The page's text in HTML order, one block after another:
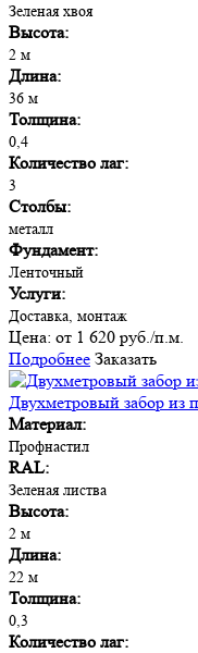
Зеленая хвоя
Высота:
2 м
Длина:
36 м
Толщина:
0,4
Количество лаг:
3
Столбы:
металл
Фундамент:
Ленточный
Услуги:
Доставка, монтаж
Цена: от 1 620 руб./п.м.
Подробнее Заказать
Двухметровый забор из
Материал:
Профнастил
RAL:
Зеленая листва
Высота:
2 м
Длина:
22 м
Толщина:
0,3
Количество лаг: